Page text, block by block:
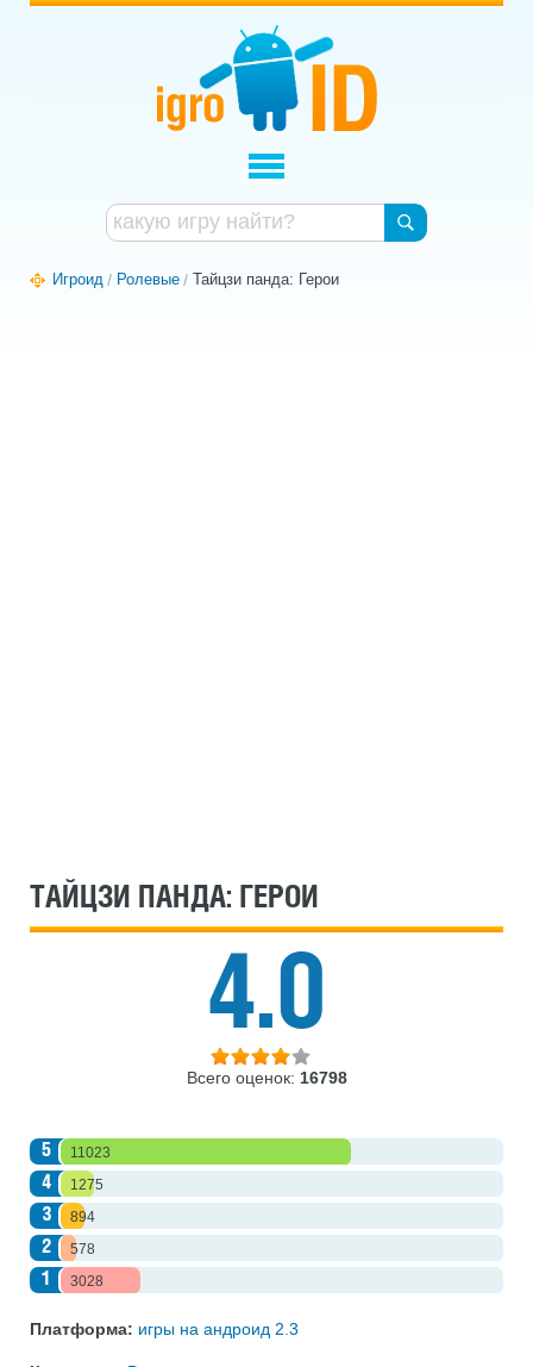
Игроид Ролевые Тайцзи панда: Герои
ТАЙЦЗИ ПАНДА: ГЕРОИ
4.0
Всего оценок: 16798
5 11023
4 1275
3 894
2 578
1 3028
Платформа: игры на андроид 2.3